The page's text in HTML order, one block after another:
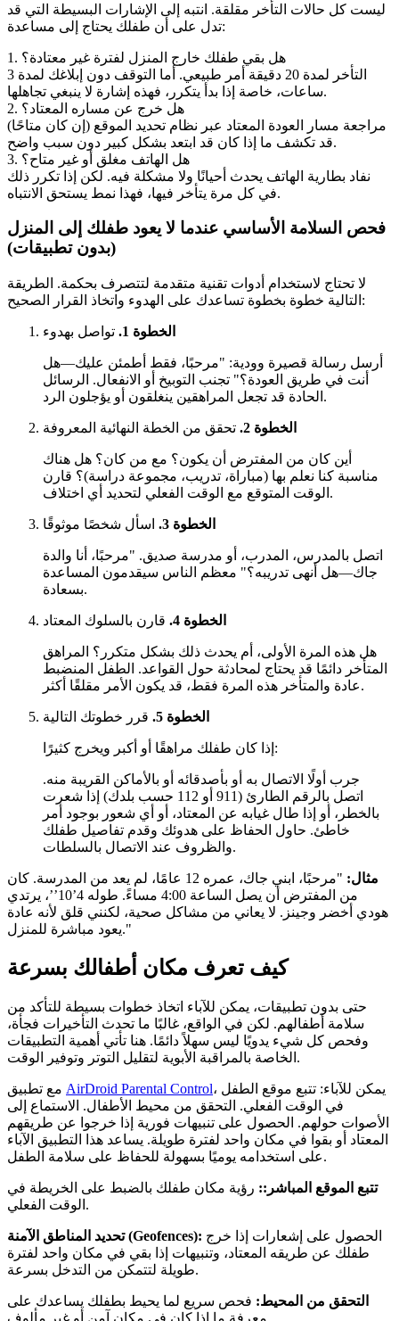
ليست كل حالات التأخر مقلقة. انتبه إلى الإشارات البسيطة التي قد
تدل على أن طفلك يحتاج إلى مساعدة:
1. هل بقي طفلك خارج المنزل لفترة غير معتادة؟
التأخر لمدة 20 دقيقة أمر طبيعي. أما التوقف دون إبلاغك لمدة 3
ساعات، خاصة إذا بدأ يتكرر، فهذه إشارة لا ينبغي تجاهلها.
2. هل خرج عن مساره المعتاد؟
مراجعة مسار العودة المعتاد عبر نظام تحديد الموقع (إن كان متاحًا)
قد تكشف ما إذا كان قد ابتعد بشكل كبير دون سبب واضح.
3. هل الهاتف مغلق أو غير متاح؟
نفاد بطارية الهاتف يحدث أحيانًا ولا مشكلة فيه. لكن إذا تكرر ذلك
في كل مرة يتأخر فيها، فهذا نمط يستحق الانتباه.
فحص السلامة الأساسي عندما لا يعود طفلك إلى المنزل
(بدون تطبيقات)
لا تحتاج لاستخدام أدوات تقنية متقدمة لتتصرف بحكمة. الطريقة
التالية خطوة بخطوة تساعدك على الهدوء واتخاذ القرار الصحيح:
الخطوة 1. تواصل بهدوء
أرسل رسالة قصيرة وودية: "مرحبًا، فقط أطمئن عليك—هل
أنت في طريق العودة؟" تجنب التوبيخ أو الانفعال. الرسائل
الحادة قد تجعل المراهقين ينغلقون أو يؤجلون الرد.
الخطوة 2. تحقق من الخطة النهائية المعروفة
أين كان من المفترض أن يكون؟ مع من كان؟ هل هناك
مناسبة كنا نعلم بها (مباراة، تدريب، مجموعة دراسة)؟ قارن
الوقت المتوقع مع الوقت الفعلي لتحديد أي اختلاف.
الخطوة 3. اسأل شخصًا موثوقًا
اتصل بالمدرس، المدرب، أو مدرسة صديق. "مرحبًا، أنا والدة
جاك—هل أنهى تدريبه؟" معظم الناس سيقدمون المساعدة
بسعادة.
الخطوة 4. قارن بالسلوك المعتاد
هل هذه المرة الأولى، أم يحدث ذلك بشكل متكرر؟ المراهق
المتأخر دائمًا قد يحتاج لمحادثة حول القواعد. الطفل المنضبط
عادة والمتأخر هذه المرة فقط، قد يكون الأمر مقلقًا أكثر.
الخطوة 5. قرر خطوتك التالية
إذا كان طفلك مراهقًا أو أكبر ويخرج كثيرًا:
جرب أولًا الاتصال به أو بأصدقائه أو بالأماكن القريبة منه.
اتصل بالرقم الطارئ (911 أو 112 حسب بلدك) إذا شعرت
بالخطر، أو إذا طال غيابه عن المعتاد، أو أي شعور بوجود أمر
خاطئ. حاول الحفاظ على هدوئك وقدم تفاصيل طفلك
والظروف عند الاتصال بالسلطات.
مثال:
"مرحبًا، ابني جاك، عمره 12 عامًا، لم يعد من المدرسة. كان
من المفترض أن يصل الساعة 4:00 مساءً. طوله 4’10’’، يرتدي
هودي أخضر وجينز. لا يعاني من مشاكل صحية، لكنني قلق لأنه عادة
يعود مباشرة للمنزل."
كيف تعرف مكان أطفالك بسرعة
حتى بدون تطبيقات، يمكن للآباء اتخاذ خطوات بسيطة للتأكد من
سلامة أطفالهم. لكن في الواقع، غالبًا ما تحدث التأخيرات فجأة،
وفحص كل شيء يدويًا ليس سهلاً دائمًا. هنا تأتي أهمية التطبيقات
الخاصة بالمراقبة الأبوية لتقليل التوتر وتوفير الوقت.
AirDroid Parental Control، يمكن للآباء: تتبع موقع الطفل
في الوقت الفعلي. التحقق من محيط الأطفال. الاستماع إلى
الأصوات حولهم. الحصول على تنبيهات فورية إذا خرجوا عن طريقهم
المعتاد أو بقوا في مكان واحد لفترة طويلة. يساعد هذا التطبيق الآباء
على استخدامه يوميًا بسهولة للحفاظ على سلامة الطفل.
تتبع الموقع المباشر:: رؤية مكان طفلك بالضبط على الخريطة في
الوقت الفعلي.
تحديد المناطق الآمنة (Geofences):
طفلك عن طريقه المعتاد، وتنبيهات إذا بقي في مكان واحد لفترة
طويلة لتتمكن من التدخل بسرعة.
التحقق من المحيط: فحص سريع لما يحيط بطفلك يساعدك على